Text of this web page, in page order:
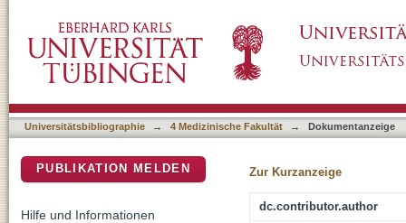
inhibitory G protein alpha subunits of the
Universitätsbibliographie → 4 Medizinische Fakultät → Dokumentanzeige
Zur Kurzanzeige
dc.contributor.author
PUBLIKATION MELDEN
Hilfe und Informationen